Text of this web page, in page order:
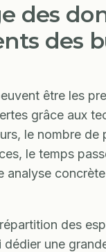
des
des
être les
grâce aux
le nombre de
le temps
analyse
des
une